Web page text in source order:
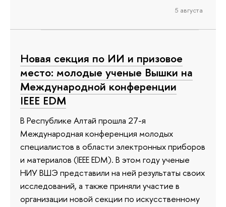
5 августа
Новая секция по ИИ и призовое
место: молодые ученые Вышки на
Международной конференции
IEEE EDM
В Республике Алтай прошла 27-я
Международная конференция молодых
специалистов в области электронных приборов
и материалов (IEEE EDM). В этом году ученые
НИУ ВШЭ представили на ней результаты своих
исследований, а также приняли участие в
организации новой секции по искусственному